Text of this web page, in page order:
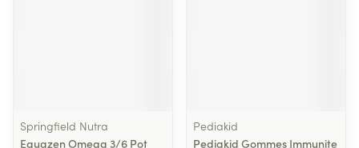
Springfield Nutra
Equazen Omega 3/6 Pot
Pediakid
Pediakid Gommes Immunite